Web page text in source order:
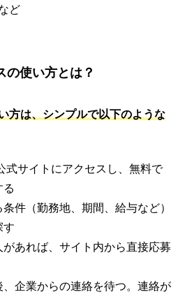
ど
の使い方とは？
方は、シンプルで以下のような
式サイトにアクセスし、無料で
る
件（勤務地、期間、給与など）
す
あれば、サイト内から直接応募
企業からの連絡を待つ。連絡が